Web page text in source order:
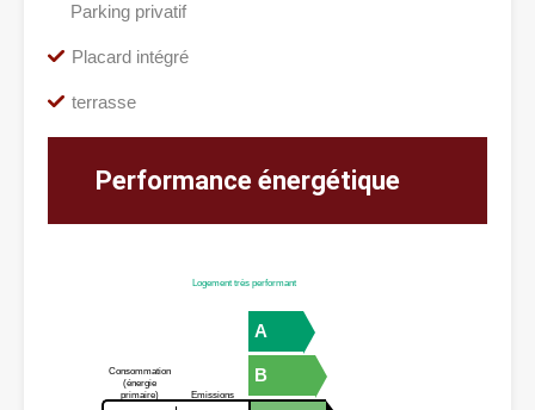
Parking privatif
Placard intégré
terrasse
Performance énergétique
Logement très performant
A
B
Consommation
(énergie
primaire)
Emissions